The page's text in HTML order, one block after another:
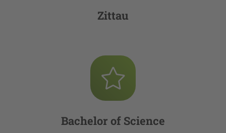
Zittau
Bachelor of Science